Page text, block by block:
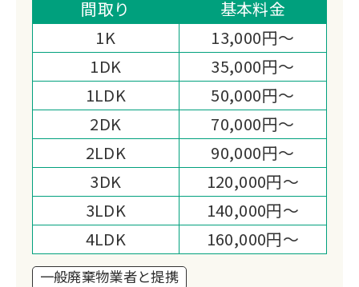
ちに寄り添いながら、丁寧で誠実な対応
を心がけています。
確かな経験と実績を活かし、安心して任
せられるサービスを提供いたします。
間取り
基本料金
1K
13,000円～
1DK
35,000円～
1LDK
50,000円～
2DK
70,000円～
2LDK
90,000円～
3DK
120,000円～
3LDK
140,000円～
4LDK
160,000円～
一般廃棄物業者と提携